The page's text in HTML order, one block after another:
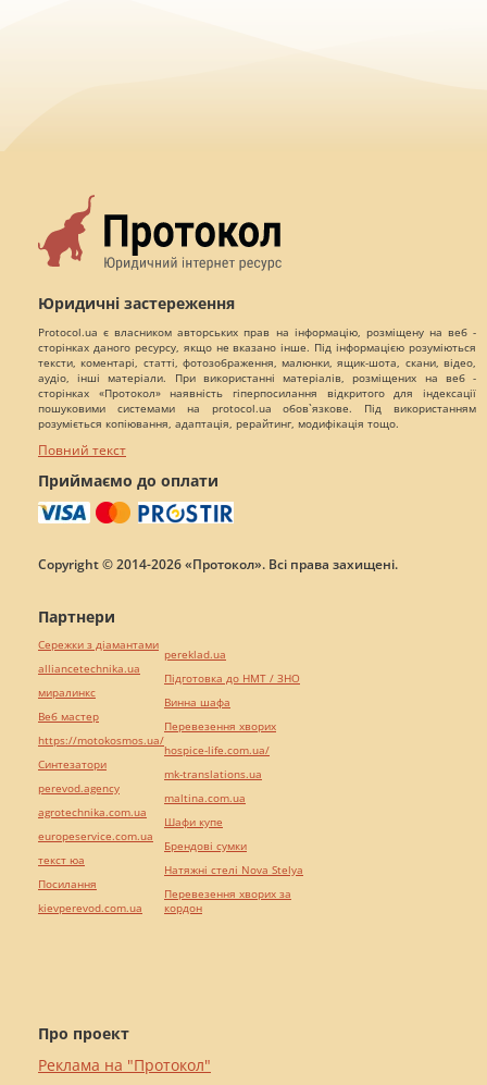
Юридичні застереження
Protocol.ua є власником авторських прав на інформацію, розміщену на веб -
сторінках даного ресурсу, якщо не вказано інше. Під інформацією розуміються
тексти, коментарі, статті, фотозображення, малюнки, ящик-шота, скани, відео,
аудіо, інші матеріали. При використанні матеріалів, розміщених на веб -
сторінках «Протокол» наявність гіперпосилання відкритого для індексації
пошуковими системами на protocol.ua обов`язкове. Під використанням
розуміється копіювання, адаптація, рерайтинг, модифікація тощо.
Повний текст
Приймаємо до оплати
Copyright © 2014-2026 «Протокол». Всі права захищені.
Про проект
Реклама на "Протокол"
Партнери
Сережки з діамантами
alliancetechnika.ua
миралинкс
Веб мастер
https://motokosmos.ua/
Синтезатори
perevod.agency
agrotechnika.com.ua
europeservice.com.ua
текст юа
Посилання
kievperevod.com.ua
pereklad.ua
Підготовка до НМТ / ЗНО
Винна шафа
Перевезення хворих
hospice-life.com.ua/
mk-translations.ua
maltina.com.ua
Шафи купе
Брендові сумки
Натяжні стелі Nova Stelya
Перевезення хворих за
кордон